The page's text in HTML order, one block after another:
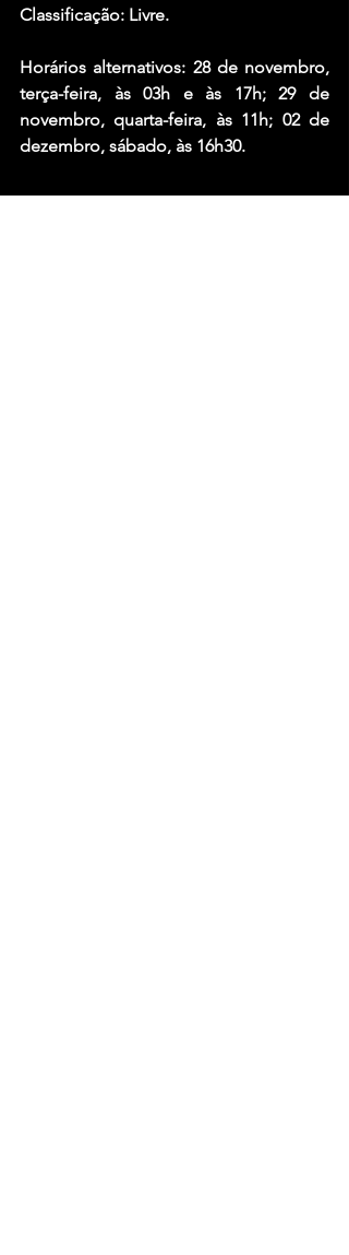
Classificação: Livre.
Horários alternativos: 28 de novembro,
terça-feira, às 03h e às 17h; 29 de
novembro, quarta-feira, às 11h; 02 de
dezembro, sábado, às 16h30.